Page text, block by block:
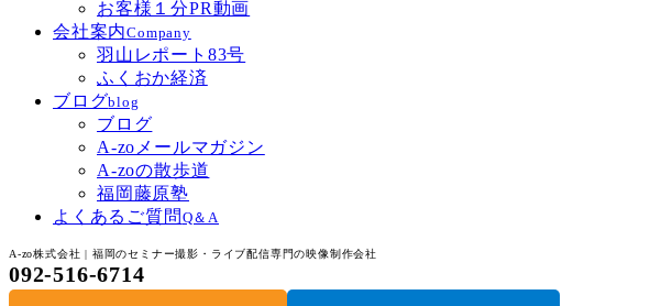
お客様１分PR動画
会社案内Company
羽山レポート83号
ふくおか経済
ブログblog
ブログ
A-zoメールマガジン
A-zoの散歩道
福岡藤原塾
よくあるご質問 Q＆A
A-zo株式会社 | 福岡のセミナー撮影・ライブ配信専門の映像制作会社
092-516-6714